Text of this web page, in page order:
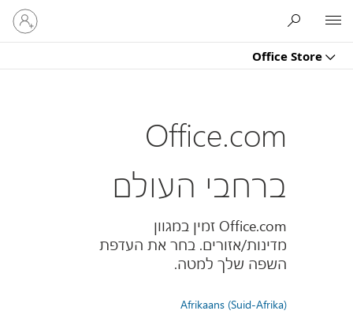
Office Store
היכנס
לחשבון
שלך
Office.com
ברחבי העולם
Office.com זמין במגוון
מדינות/אזורים. בחר את העדפת
השפה שלך למטה.
Afrikaans (Suid-Afrika)